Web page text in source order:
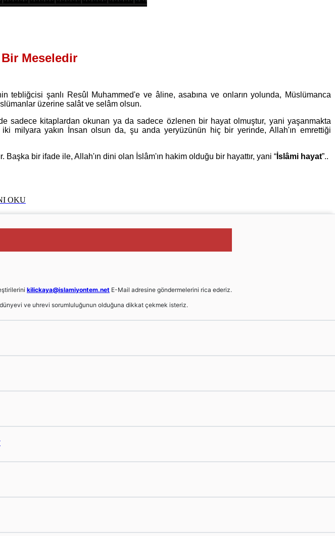
Bir Meseledir
tebliğcisi şanlı Resûl Muhammed'e ve âline, asabına ve onların yolunda, Müslümanca
üzerine salât ve selâm olsun.
sadece kitaplardan okunan ya da sadece özlenen bir hayat olmuştur, yani yaşanmakta
milyara yakın İnsan olsun da, şu anda yeryüzünün hiç bir yerinde, Allah'ın emrettiği
bir ifade ile, Allah'ın dini olan İslâm'ın hakim olduğu bir hayattır, yani “ İslâmi hayat”..
OKU
kilickaya@islamiyontem.net E-Mail adresine göndermelerini rica ederiz.
ve uhrevi sorumluluğunun olduğuna dikkat çekmek isteriz.